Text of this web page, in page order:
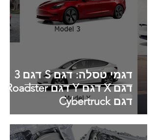
דגמי טסלה: דגם S דגם 3
דגם X דגם Y דגם Roadster
דגם Cybertruck